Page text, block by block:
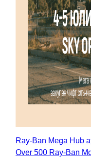
Ray-Ban Mega Hub
Over 500 Ray-Ban